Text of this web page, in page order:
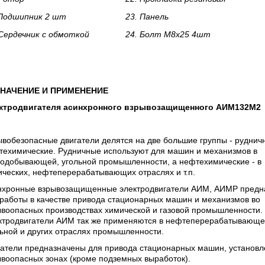
2 шт
23. Панель
с обмоткой
24. Болт М8х25 4шт
И ПРИМЕНЕНИЕ
асинхронного взрывозащищенного АИМ132M2
двигатели делятся на две большие группы -
Рудничные используют для машин и механизмов в
угольной промышленности, а нефтехимические - в
нефтеперерабатывающих отраслях и т.п.
взрывозащищенные электродвигатели АИМ, АИМР
в качестве привода стационарных машин и механизмов во
производствах химической и газовой промышленности.
АИМ так же применяются в
и других отраслях промышленности.
предназначены для привода стационарных машин,
зонах (кроме подземных выработок).